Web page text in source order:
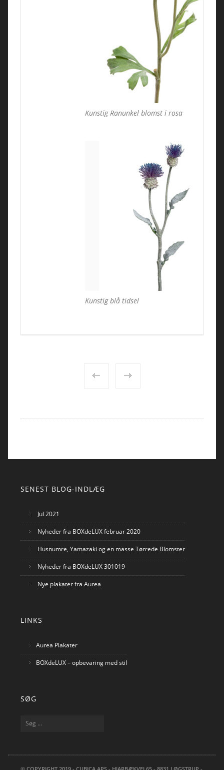
Kunstig Ranunkel blomst i rosa
Kunstig blå tidsel
NAVIGATION
SENEST BLOG-INDLÆG
Jul 2021
Nyheder fra BOXdeLUX februar 2020
Husnumre, Yamazaki og en masse Tørrede Blomster
Nyheder fra BOXdeLUX 301019
Nye plakater fra Aurea
LINKS
Aurea Plakater
BOXdeLUX – opbevaring med stil
SØG
Søg
efter: